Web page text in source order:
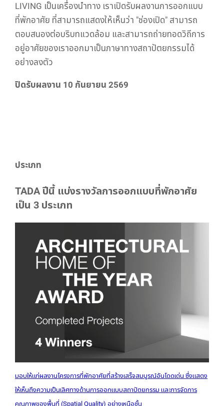
LIVING เป็นเครื่องนำทาง เราเปิดรับผลงานการออกแบบ
ที่พักอาศัย ที่สามารถแสดงให้เห็นว่า "ช่องเปิด" สามารถ
ตอบสนองต่อบริบทแวดล้อม และสามารถถ่ายทอดวิถีการ
อยู่อาศัยของเราออกมาเป็นภาษาทางสถาปัตยกรรมได้
อย่างลงตัว
ปิดรับผลงาน 10 กันยายน 2569
ประเภท
TADA ปีนี้ แบ่งรางวัลการออกแบบที่พักอาศัย
เป็น 3 ประเภท
มอบให้แก่ผลงานโครงการที่พักอาศัยที่สร้างเสร็จสมบูรณ์อันโดดเด่น ซึ่งแสดง
ให้เห็นถึงความเป็นเลิศทางด้านการออกแบบสถาปัตยกรรม และการจัดการ
คุณภาพของพื้นที่ (Spatial Quality) อย่างเหนือชั้น